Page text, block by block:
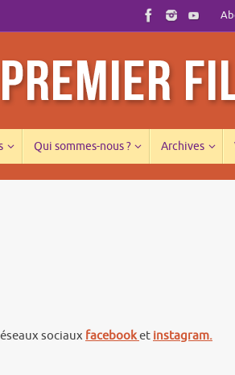
Qui sommes-nous ? Archives
sociaux facebooket instagram.